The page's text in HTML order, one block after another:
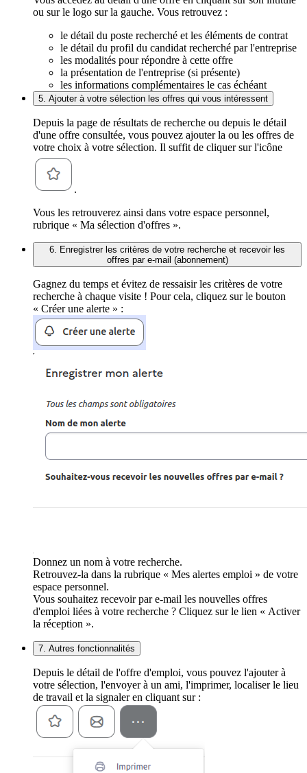
ou sur le logo sur la gauche. Vous retrouvez :
le détail du poste recherché et les éléments de contrat
le détail du profil du candidat recherché par l'entreprise
les modalités pour répondre à cette offre
la présentation de l'entreprise (si présente)
les informations complémentaires le cas échéant
5. Ajouter à votre sélection les offres qui vous intéressent
Depuis la page de résultats de recherche ou depuis le détail
d'une offre consultée, vous pouvez ajouter la ou les offres de
votre choix à votre sélection. Il suffit de cliquer sur l'icône
.
Vous les retrouverez ainsi dans votre espace personnel,
rubrique « Ma sélection d'offres ».
6. Enregistrer les critères de votre recherche et recevoir les
offres par e-mail (abonnement)
Gagnez du temps et évitez de ressaisir les critères de votre
recherche à chaque visite ! Pour cela, cliquez sur le bouton
« Créer une alerte » :
Donnez un nom à votre recherche.
Retrouvez-la dans la rubrique « Mes alertes emploi » de votre
espace personnel.
Vous souhaitez recevoir par e-mail les nouvelles offres
d'emploi liées à votre recherche ? Cliquez sur le lien « Activer
la réception ».
7. Autres fonctionnalités
Depuis le détail de l'offre d'emploi, vous pouvez l'ajouter à
votre sélection, l'envoyer à un ami, l'imprimer, localiser le lieu
de travail et la signaler en cliquant sur :